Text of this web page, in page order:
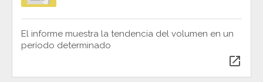
El informe muestra la tendencia del volumen en un
período determinado
open_in_new